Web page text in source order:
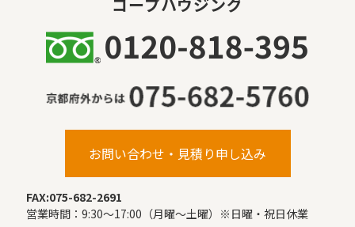
コープハウジング
お問い合わせ・見積り申し込み
FAX:075-682-2691
営業時間：9:30〜17:00（月曜〜土曜）※日曜・祝日休業